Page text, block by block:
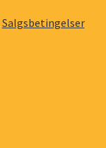
Salgsbetingelser